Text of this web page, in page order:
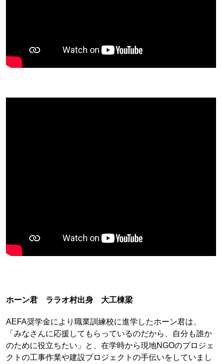
ホーン君 ララオ村出身 大工棟梁
AEFA奨学金により職業訓練校に進学したホーン君は、
「みなさんに応援してもらっているのだから、自分も誰か
のために役立ちたい」と、在学時から現地NGOのプロジェ
クトの工事作業や建設プロジェクトの手伝いをしていまし